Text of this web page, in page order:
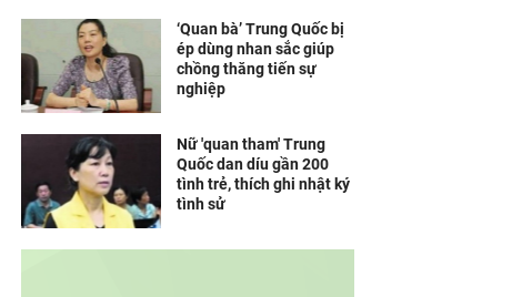
‘Quan bà’ Trung Quốc bị
ép dùng nhan sắc giúp
chồng thăng tiến sự
nghiệp
Nữ 'quan tham' Trung
Quốc dan díu gần 200
tình trẻ, thích ghi nhật ký
tình sử